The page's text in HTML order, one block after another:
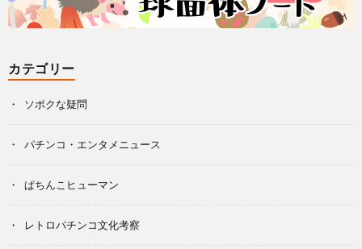
カテゴリー
ソボクな疑問
パチンコ・エンタメニュース
ぱちんこヒューマン
レトロパチンコ文化考察